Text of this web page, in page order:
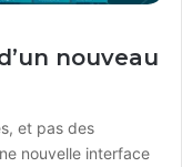
nouveau
et pas des
nouvelle interface